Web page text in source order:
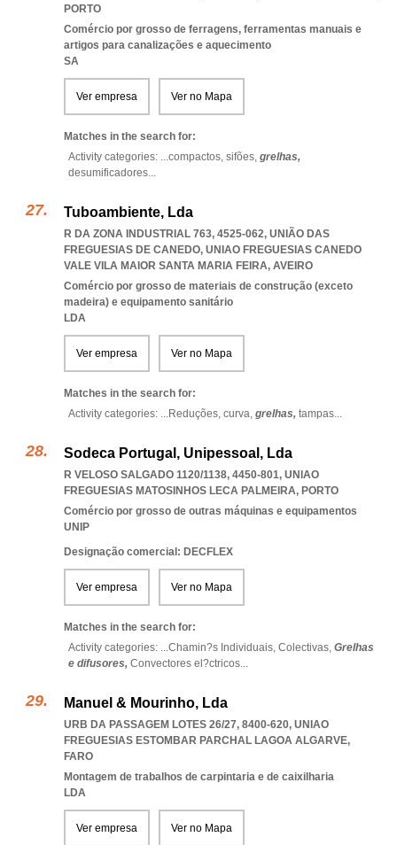
PORTO
Comércio por grosso de ferragens, ferramentas manuais e
artigos para canalizações e aquecimento
SA
Ver empresa Ver no Mapa
Matches in the search for:
Activity categories: ...compactos, sifões, grelhas,
desumificadores...
Tuboambiente, Lda
R DA ZONA INDUSTRIAL 763, 4525-062, UNIÃO DAS
FREGUESIAS DE CANEDO, UNIAO FREGUESIAS CANEDO
VALE VILA MAIOR SANTA MARIA FEIRA, AVEIRO
Comércio por grosso de materiais de construção (exceto
madeira) e equipamento sanitário
LDA
Ver empresa Ver no Mapa
Matches in the search for:
Activity categories: ...Reduções, curva, grelhas, tampas...
Sodeca Portugal, Unipessoal, Lda
R VELOSO SALGADO 1120/1138, 4450-801, UNIAO
FREGUESIAS MATOSINHOS LECA PALMEIRA, PORTO
Comércio por grosso de outras máquinas e equipamentos
UNIP
Designação comercial: DECFLEX
Ver empresa Ver no Mapa
Matches in the search for:
Activity categories: ...Chamin?s Individuais, Colectivas, Grelhas
e difusores, Convectores el?ctricos...
Manuel & Mourinho, Lda
URB DA PASSAGEM LOTES 26/27, 8400-620, UNIAO
FREGUESIAS ESTOMBAR PARCHAL LAGOA ALGARVE,
FARO
Montagem de trabalhos de carpintaria e de caixilharia
LDA
Ver empresa Ver no Mapa